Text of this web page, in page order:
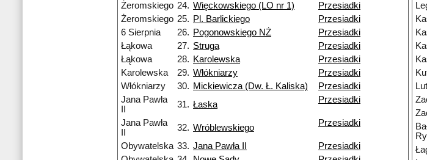
Żeromskiego 24. Więckowskiego (LO nr 1)
Przesiadki
Żeromskiego 25. Pl. Barlickiego
Przesiadki
6 Sierpnia
26. Pogonowskiego NŻ
Przesiadki
Łąkowa
27. Struga
Przesiadki
Łąkowa
28. Karolewska
Przesiadki
Karolewska
29. Włókniarzy
Przesiadki
Włókniarzy
30. Mickiewicza (Dw. Ł. Kaliska)
Przesiadki
Jana Pawła
31. Łaska Przesiadki
Jana Pawła
32. Wróblewskiego Przesiadki
Obywatelska 33. Jana Pawła II
Przesiadki